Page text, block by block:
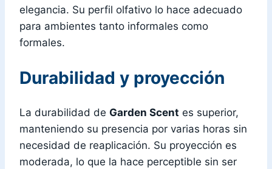
elegancia. Su perfil olfativo lo hace adecuado
para ambientes tanto informales como
formales.
Durabilidad y proyección
La durabilidad de Garden Scent es superior,
manteniendo su presencia por varias horas sin
necesidad de reaplicación. Su proyección es
moderada, lo que la hace perceptible sin ser